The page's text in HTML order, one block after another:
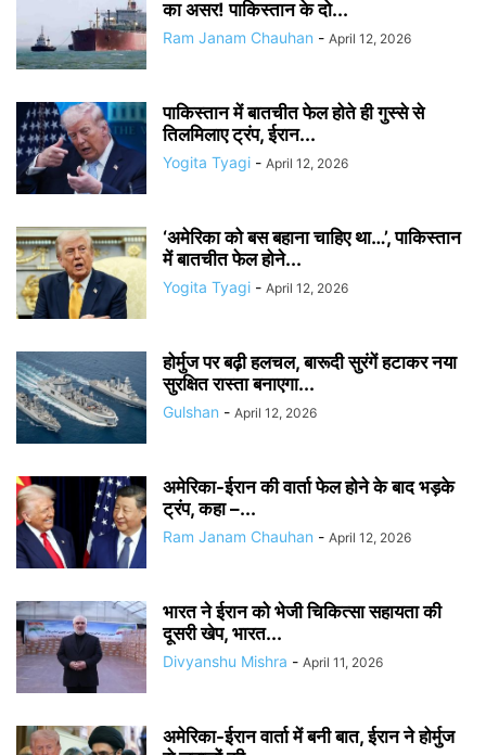
का असर! पाकिस्तान के दो...
Ram Janam Chauhan - April 12, 2026
पाकिस्तान में बातचीत फेल होते ही गुस्से से
तिलमिलाए ट्रंप, ईरान...
Yogita Tyagi - April 12, 2026
‘अमेरिका को बस बहाना चाहिए था…’, पाकिस्तान
में बातचीत फेल होने...
Yogita Tyagi - April 12, 2026
होर्मुज पर बढ़ी हलचल, बारूदी सुरंगें हटाकर नया
सुरक्षित रास्ता बनाएगा...
Gulshan - April 12, 2026
अमेरिका-ईरान की वार्ता फेल होने के बाद भड़के
ट्रंप, कहा –...
Ram Janam Chauhan - April 12, 2026
भारत ने ईरान को भेजी चिकित्सा सहायता की
दूसरी खेप, भारत...
Divyanshu Mishra - April 11, 2026
अमेरिका-ईरान वार्ता में बनी बात, ईरान ने होर्मुज